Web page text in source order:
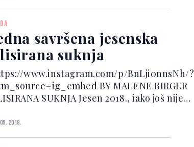
krojevima, neobičnim siluetama...
savršena jesenska
suknja
www.instagram.com/p/BnLji0nnsNh/?
BY MALENE BIRGER
SUKNJA Jesen 2018., iako još nije
najljepše modele plisiranih suknji, a
pažnju privukla je ona...
2018.